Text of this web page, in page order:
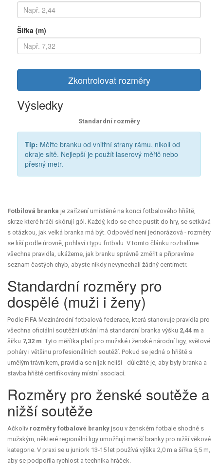
Šířka (m)
Zkontrolovat rozměry
Výsledky
Standardní rozměry
Tip: Měřte branku od vnitřní strany rámu, nikoli od
okraje sítě. Nejlepší je použít laserový měřič nebo
přesný metr.
Fotbilová branka je zařízení umístěné na konci fotbalového hřiště,
skrze které hráči skórují gól . Každý, kdo se chce pustit do hry, se setkává
s otázkou, jak velká branka má být. Odpověď není jednorázová - rozměry
se liší podle úrovně, pohlaví i typu fotbalu. V tomto článku rozbalíme
všechna pravidla, ukážeme, jak branku správně změřit a připravíme
seznam častých chyb, abyste nikdy nevynechali žádný centimetr.
Standardní rozměry pro
dospělé (muži i ženy)
Podle FIFA Mezinárodní fotbalová federace, která stanovuje pravidla pro
všechna oficiální soutěžní utkání má standardní branka výšku 2,44 m a
šířku 7,32 m. Tyto měřítka platí pro mužské i ženské národní ligy, světové
poháry i většinu profesionálních soutěží. Pokud se jedná o hřiště s
umělým trávníkem, pravidla se nijak neliší - důležité je, aby byly branka a
stavba hřiště certifikovány místní asociací.
Rozměry pro ženské soutěže a
nižší soutěže
Ačkoliv rozměry fotbalové branky jsou v ženském fotbale shodné s
mužským, některé regionální ligy umožňují menší branky pro nižší věkové
kategorie. V praxi se u juniork 13‑15 let používá výška 2,0 m a šířka 5,5 m,
aby se podpořila rychlost a technika hráček.